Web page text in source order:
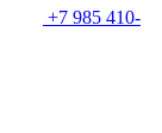
+7 985 410-